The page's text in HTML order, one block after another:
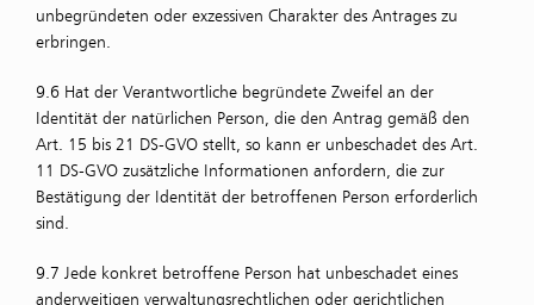
unbegründeten oder exzessiven Charakter des Antrages zu
erbringen.
9.6 Hat der Verantwortliche begründete Zweifel an der
Identität der natürlichen Person, die den Antrag gemäß den
Art. 15 bis 21 DS-GVO stellt, so kann er unbeschadet des Art.
11 DS-GVO zusätzliche Informationen anfordern, die zur
Bestätigung der Identität der betroffenen Person erforderlich
sind.
9.7 Jede konkret betroffene Person hat unbeschadet eines
anderweitigen verwaltungsrechtlichen oder gerichtlichen